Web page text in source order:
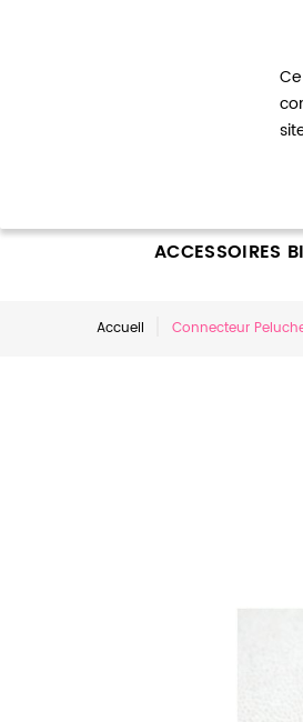
ACCESSOIRES
Accueil Connecteur